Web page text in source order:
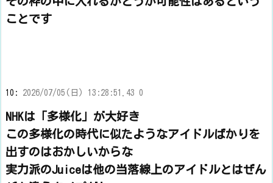
ことです
10: 2026/07/05(日) 13:28:51.43 0
NHKは「多様化」が大好き
この多様化の時代に似たようなアイドルばかりを
出すのはおかしいからな
実力派のJuiceは他の当落線上のアイドルとはぜん